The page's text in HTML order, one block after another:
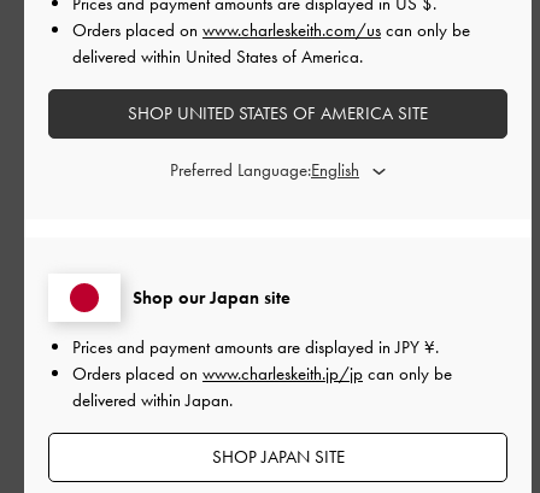
品質
ご利用者様
夏にぴったり💕
2026-07-21
Shop our Japan site
Prices and payment amounts are displayed inJPY ¥.
Orders placed on www.charleskeith.jp/jp can only be
delivered within Japan.
SHOP JAPAN SITE
Orders placed on www.charleskeith.com/us can only be
delivered within United States of America.
SHOP UNITED STATES OF AMERICA SITE
Preferred Language: